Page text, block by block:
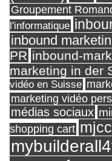
Groupement
l'informatique
inbound
PR inbound-
marketing in der
vidéo en Suisse
marketing vidéo
médias sociaux
shopping cart